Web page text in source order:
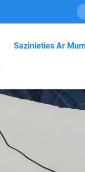
Sazinieties Ar